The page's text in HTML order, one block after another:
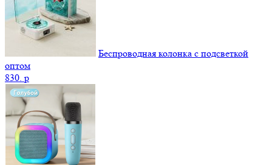
Беспроводная колонка с подсветкой
оптом
830. p